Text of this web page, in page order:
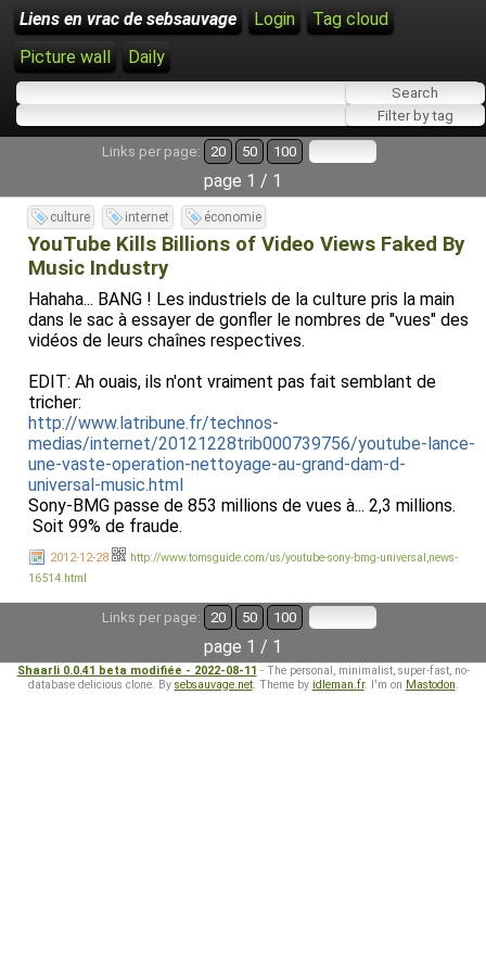
Liens en vrac de sebsauvage Login
Tag cloud
Picture wall
Daily
Links per page: 20 50 100
page 1 / 1
culture internet économie
YouTube Kills Billions of Video Views Faked By
Music Industry
Hahaha... BANG ! Les industriels de la culture pris la main
dans le sac à essayer de gonfler le nombres de "vues" des
vidéos de leurs chaînes respectives.
EDIT: Ah ouais, ils n'ont vraiment pas fait semblant de
tricher:
http://www.latribune.fr/technos-
medias/internet/20121228trib000739756/youtube-lance-
une-vaste-operation-nettoyage-au-grand-dam-d-
universal-music.html
Sony-BMG passe de 853 millions de vues à... 2,3 millions.
Soit 99% de fraude.
2012-12-28
http://www.tomsguide.com/us/youtube-sony-bmg-universal,news-
16514.html
Links per page: 20 50 100
page 1 / 1
Shaarli 0.0.41 beta modifiée - 2022-08-11 - The personal, minimalist, super-fast, no-
database delicious clone. By sebsauvage.net. Theme by idleman.fr. I'm on Mastodon.